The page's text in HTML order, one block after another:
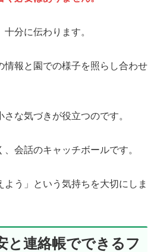
分に伝わります。
情報と園での様子を照らし合わせ
な気づきが役立つのです。
会話のキャッチボールです。
よう」という気持ちを大切にしま
と連絡帳でできるフ